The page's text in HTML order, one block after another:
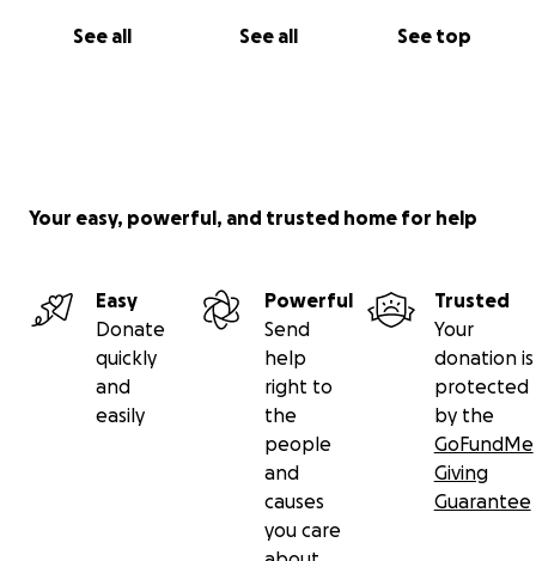
See all See all See top
Your easy, powerful, and trusted home for help
Easy
Donate
quickly
and
easily
Powerful
Send
help
right to
the
people
and
causes
you care
Trusted
Your
donation is
protected
by the
GoFundMe
Giving
Guarantee